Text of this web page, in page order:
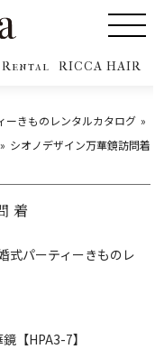
Rental RICCA HAIR
ーきものレンタルカタログ
シオノデザイン万華鏡訪問着
着
式パーティーきものレ
【HPA3-7】